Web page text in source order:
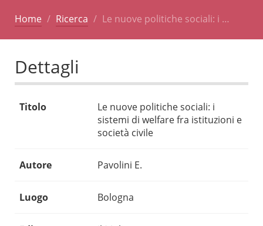
Home Ricerca Le nuove politiche sociali: i …
Dettagli
Titolo
Le nuove politiche sociali: i
sistemi di welfare fra istituzioni e
società civile
Autore Pavolini E.
Luogo Bologna